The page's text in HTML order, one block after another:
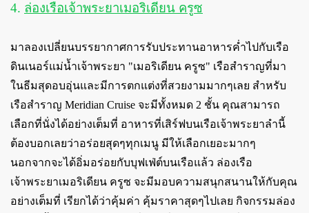
4. ล่องเรือเจ้าพระยาเมอริเดียน ครูซ
มาลองเปลี่ยนบรรยากาศการรับประทานอาหารค่ำไปกับเรือ
ดินเนอร์แม่น้ำเจ้าพระยา "เมอริเดียน ครูซ" เรือสำราญที่มา
ในธีมสุดอบอุ่นและมีการตกแต่งที่สวยงามมากๆเลย สำหรับ
เรือสำราญ Meridian Cruise จะมีทั้งหมด 2 ชั้น คุณสามารถ
เลือกที่นั่งได้อย่างเต็มที่ อาหารที่เสิร์ฟบนเรือเจ้าพระยาลำนี้
ต้องบอกเลยว่าอร่อยสุดๆทุกเมนู มีให้เลือกเยอะมากๆ
นอกจากจะได้อิ่มอร่อยกับบุฟเฟ่ต์บนเรือแล้ว ล่องเรือ
เจ้าพระยาเมอริเดียน ครูซ จะมีมอบความสนุกสนานให้กับคุณ
อย่างเต็มที่ เรียกได้ว่าคุ้มค่า คุ้มราคาสุดๆไปเลย กิจกรรมล่อง